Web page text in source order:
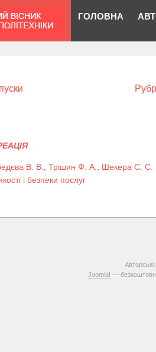
ГОЛОВНА
В. В. Трішин Ф. А. Шекера С. С.
і безпеки послуг
Joomla! —